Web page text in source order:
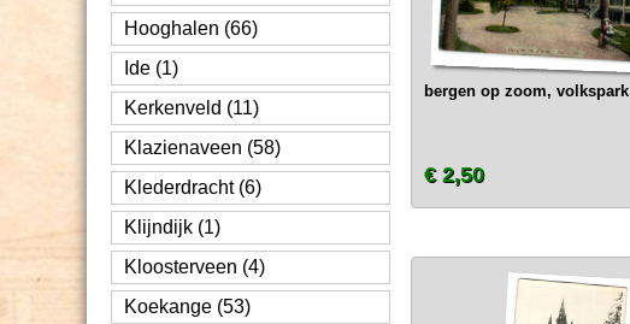
Hooghalen (66)
Ide (1)
Kerkenveld (11)
Klazienaveen (58)
Klederdracht (6)
Klijndijk (1)
Kloosterveen (4)
Koekange (53)
bergen op zoom, volkspark
€ 2,50